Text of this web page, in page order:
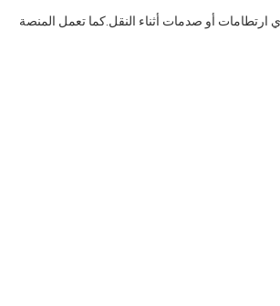
ارتطامات أو صدمات أثناء النقل.كما تعمل المنصة